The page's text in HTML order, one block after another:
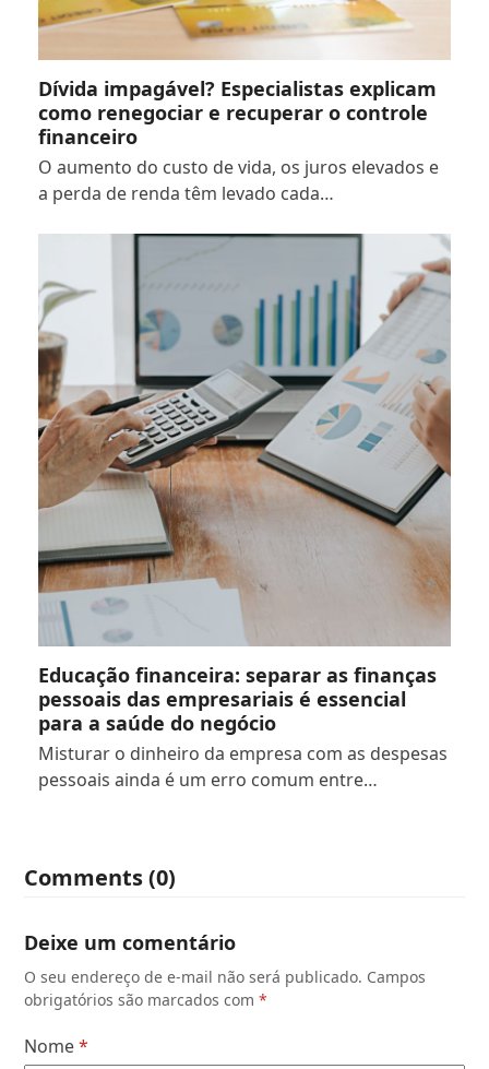
Dívida impagável? Especialistas explicam
como renegociar e recuperar o controle
financeiro
O aumento do custo de vida, os juros elevados e
a perda de renda têm levado cada…
Educação financeira: separar as finanças
pessoais das empresariais é essencial
para a saúde do negócio
Misturar o dinheiro da empresa com as despesas
pessoais ainda é um erro comum entre…
Comments (0)
Deixe um comentário
O seu endereço de e-mail não será publicado. Campos
obrigatórios são marcados com*
Nome*